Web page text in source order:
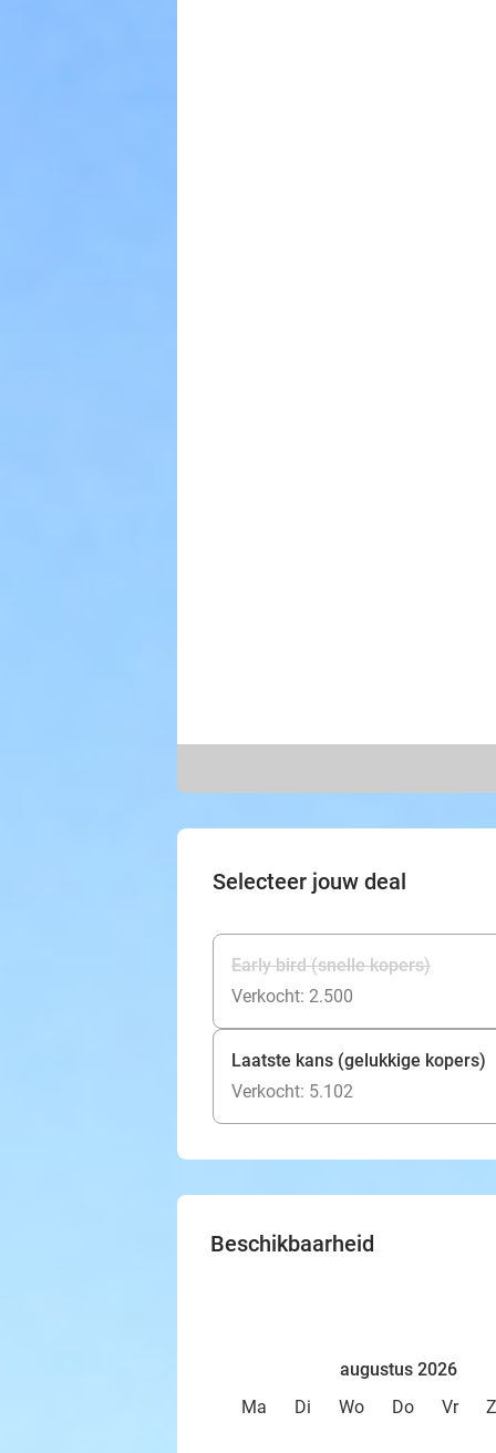
Selecteer jouw deal
Early bird (snelle kopers)
Verkocht: 2.500
Laatste kans (gelukkige kopers)
Verkocht: 5.102
Beschikbaarheid
augustus 2026
Ma
Di Wo Do Vr